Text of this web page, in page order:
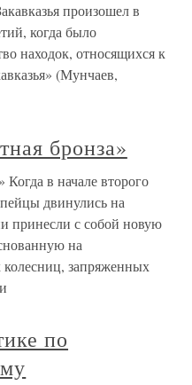
произошел в
когда было
находок, относящихся к
(Мунчаев,
бронза»
Когда в начале второго
двинулись на
принесли с собой новую
на
запряженных
по